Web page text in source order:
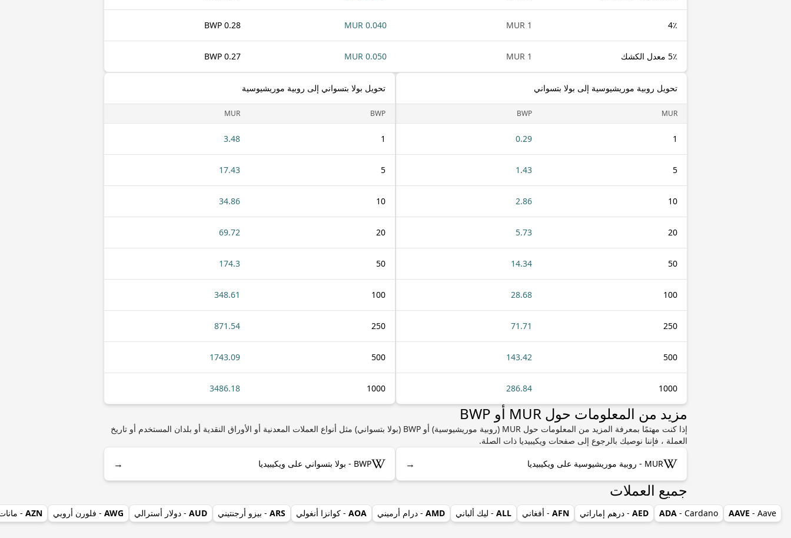
4٪ 1 MUR
0.040 MUR
0.28 BWP
5٪ معدل الكشك 1 MUR
0.050 MUR
0.27 BWP
تحويل روبية موريشيوسية إلى بولا بتسواني
MUR
BWP
1
0.29
5
1.43
10
2.86
20
5.73
50
14.34
100
28.68
250
71.71
500
143.42
1000
286.84
تحويل بولا بتسواني إلى روبية موريشيوسية
BWP
MUR
1
3.48
5
17.43
10
34.86
20
69.72
50
174.3
100
348.61
250
871.54
500
1743.09
1000
3486.18
مزيد من المعلومات حول MUR أو BWP
إذا كنت مهتمًا بمعرفة المزيد من المعلومات حول MUR (روبية موريشيوسية) أو BWP (بولا بتسواني) مثل أنواع العملات المعدنية أو الأوراق النقدية أو بلدان المستخدم أو تاريخ
العملة ، فإننا نوصيك بالرجوع إلى صفحات ويكيبيديا ذات الصلة.
MUR - روبية موريشيوسية على ويكيبيديا → BWP - بولا بتسواني على ويكيبيديا →
جميع العملات
AAVE - Aave
ADA - Cardano
AED - درهم إماراتي AFN - أفغاني ALL - ليك ألباني AMD - درام أرميني AOA - كوانزا أنغولي ARS - بيزو أرجنتيني AUD - دولار أسترالي AWG - فلورن أروبي AZN
-